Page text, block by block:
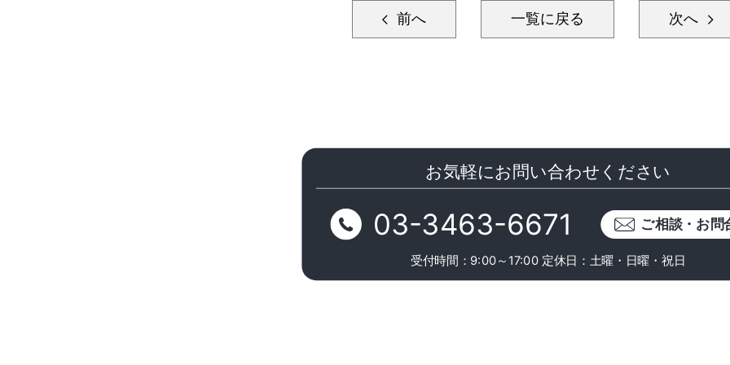
前へ 一覧に戻る 次へ
お気軽にお問い合わせください
03-3463-6671 ご相談・お問
受付時間：9:00～17:00 定休日：土曜・日曜・祝日